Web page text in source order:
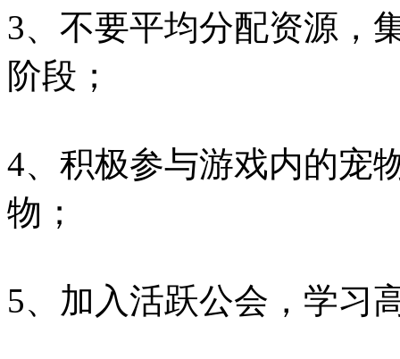
3、不要平均分配资源，
阶段；
4、积极参与游戏内的宠
物；
5、加入活跃公会，学习